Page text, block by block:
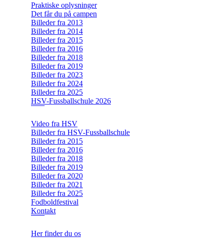
Praktiske oplysninger
Det får du på campen
Billeder fra 2013
Billeder fra 2014
Billeder fra 2015
Billeder fra 2016
Billeder fra 2018
Billeder fra 2019
Billeder fra 2023
Billeder fra 2024
Billeder fra 2025
HSV-Fussballschule 2026
Video fra HSV
Billeder fra HSV-Fussballschule
Billeder fra 2015
Billeder fra 2016
Billeder fra 2018
Billeder fra 2019
Billeder fra 2020
Billeder fra 2021
Billeder fra 2025
Fodboldfestival
Kontakt
Her finder du os